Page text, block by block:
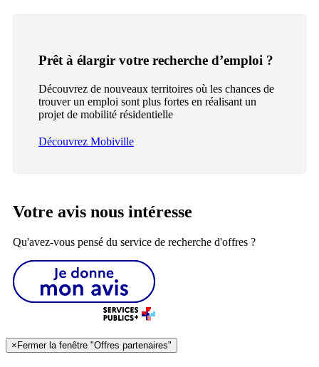
Prêt à élargir votre recherche d’emploi ?
Découvrez de nouveaux territoires où les chances de
trouver un emploi sont plus fortes en réalisant un
projet de mobilité résidentielle
Découvrez Mobiville
Votre avis nous intéresse
Qu'avez-vous pensé du service de recherche d'offres ?
× Fermer la fenêtre "Offres partenaires"